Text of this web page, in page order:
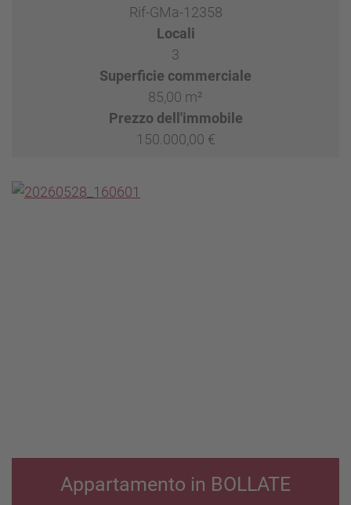
Rif-GMa-12358
Locali
3
Superficie commerciale
85,00 m²
Prezzo dell'immobile
150.000,00 €
Appartamento in BOLLATE